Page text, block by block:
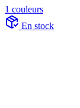
1 couleurs
En stock